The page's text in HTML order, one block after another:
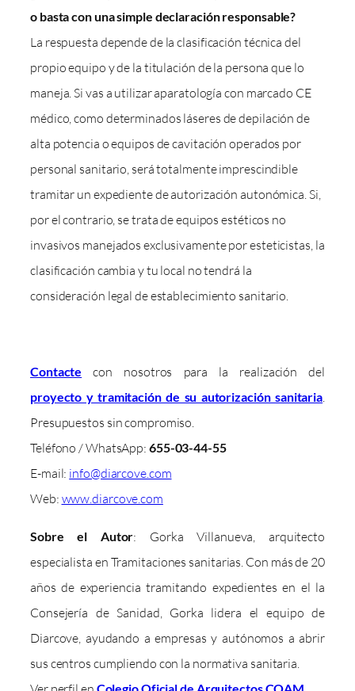
o basta con una simple declaración responsable?
La respuesta depende de la clasificación técnica del
propio equipo y de la titulación de la persona que lo
maneja. Si vas a utilizar aparatología con marcado CE
médico, como determinados láseres de depilación de
alta potencia o equipos de cavitación operados por
personal sanitario, será totalmente imprescindible
tramitar un expediente de autorización autonómica. Si,
por el contrario, se trata de equipos estéticos no
invasivos manejados exclusivamente por esteticistas, la
clasificación cambia y tu local no tendrá la
consideración legal de establecimiento sanitario.
Contacte con nosotros para la realización del
proyecto y tramitación de su autorización sanitaria.
Presupuestos sin compromiso.
Teléfono / WhatsApp: 655-03-44-55
E-mail: info@diarcove.com
Web: www.diarcove.com
Sobre el Autor: Gorka Villanueva, arquitecto
especialista en Tramitaciones sanitarias. Con más de 20
años de experiencia tramitando expedientes en el la
Consejería de Sanidad, Gorka lidera el equipo de
Diarcove, ayudando a empresas y autónomos a abrir
sus centros cumpliendo con la normativa sanitaria.